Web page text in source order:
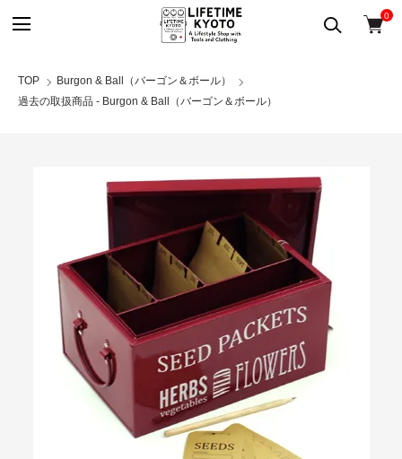
0
TOP
Burgon & Ball（バーゴン＆ボール）
過去の取扱商品 - Burgon & Ball（バーゴン＆ボール）